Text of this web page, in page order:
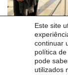
Este site
continuar
política
pode
utilizados
Posts
Sobre o evento